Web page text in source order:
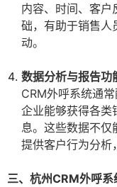
内容、时间、客户
础，有助于销售人
动。
数据分析与报告功
CRM外呼系统通
企业能够获得各类
息。这些数据不仅
提供客户行为分析
三、杭州CRM外呼系